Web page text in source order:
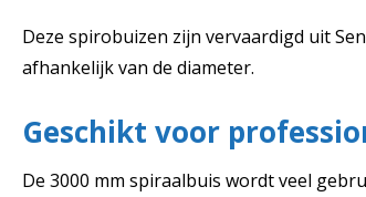
Deze spirobuizen zijn vervaardigd uit
afhankelijk van de diameter.
Geschikt voor
De 3000 mm spiraalbuis wordt veel